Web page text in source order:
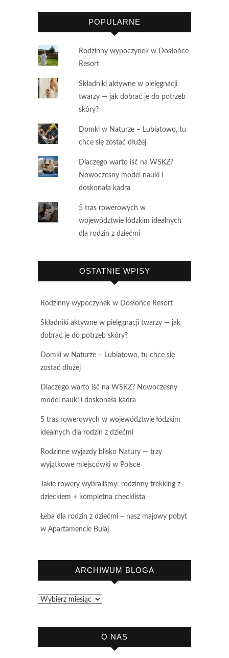
POPULARNE
Rodzinny wypoczynek w Dosłońce
Resort
Składniki aktywne w pielęgnacji
twarzy — jak dobrać je do potrzeb
skóry?
Domki w Naturze – Lubiatowo, tu
chce się zostać dłużej
Dlaczego warto iść na WSKZ?
Nowoczesny model nauki i
doskonała kadra
5 tras rowerowych w
województwie łódzkim idealnych
dla rodzin z dziećmi
OSTATNIE WPISY
Rodzinny wypoczynek w Dosłońce Resort
Składniki aktywne w pielęgnacji twarzy — jak
dobrać je do potrzeb skóry?
Domki w Naturze – Lubiatowo, tu chce się
zostać dłużej
Dlaczego warto iść na WSKZ? Nowoczesny
model nauki i doskonała kadra
5 tras rowerowych w województwie łódzkim
idealnych dla rodzin z dziećmi
Rodzinne wyjazdy blisko Natury — trzy
wyjątkowe miejscówki w Polsce
Jakie rowery wybraliśmy: rodzinny trekking z
dzieckiem + kompletna checklista
Łeba dla rodzin z dziećmi – nasz majowy pobyt
w Apartamencie Bulaj
ARCHIWUM BLOGA
Archiwum
O NAS